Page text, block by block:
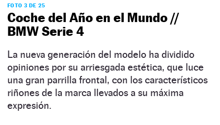
FOTO 3 DE 25
Coche del Año en el Mundo //
BMW Serie 4
La nueva generación del modelo ha dividido
opiniones por su arriesgada estética, que luce
una gran parrilla frontal, con los característicos
riñones de la marca llevados a su máxima
expresión.